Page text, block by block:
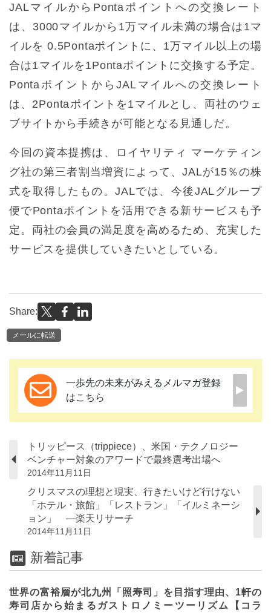
JALマイルからPontaポイントへの交換レート
は、3000マイルから1万マイル未満の場合は1マ
イルを 0.5Pontaポイントに、1万マイル以上の場
合は1マイルを1Pontaポイントに交換する予定。
PontaポイントからJALマイルへの交換レート
は、2Pontaポイントを1マイルとし、両社のウェ
ブサイトから手続きが可能となる見通しだ。
今回の資本提携は、ロイヤリティ マーケティン
グ社の第三者割当増資によって、JALが15％の株
式を取得したもの。JALでは、今後JALグループ
便でPontaポイントを活用できる新サービスも予
定。両社の会員の満足度を高めるため、充実した
サービスを提供していきたいとしている。
Share:
メールに転送
一歩先の未来がみえるメルマガ登録
はこちら
トリッピース（trippiece）、米国・テクノロジー
ベンチャー対象のアワードで最終選考出場へ
2014年11月11日
クリスマスの理想と現実、行きたいけど行けない
「ホテル・旅館」「レストラン」「イルミネーシ
ョン」 ―楽天リサーチ
2014年11月11日
新着記事
世界の富裕層が北九州「照寿司」を目指す理由、1軒の
寿司店から始まるガストロノミーツーリズム【コラ